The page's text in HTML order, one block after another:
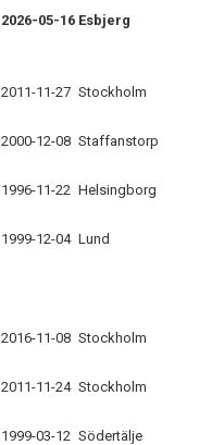
2026-05-16 Esbjerg
2011-11-27 Stockholm
2000-12-08 Staffanstorp
1996-11-22 Helsingborg
1999-12-04 Lund
2016-11-08 Stockholm
2011-11-24 Stockholm
1999-03-12 Södertälje